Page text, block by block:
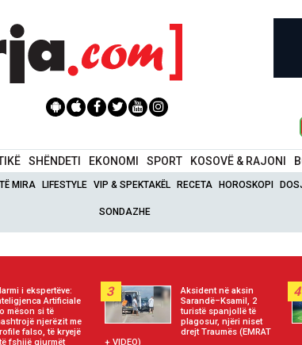
SHËNDETI EKONOMI SPORT KOSOVË & RAJONI
MIRA LIFESTYLE VIP & SPEKTAKËL RECETA HOROSKOPI
SONDAZHE
i ekspertëve:
Artificiale
mëson si të
njerëzit me
falso, të kryejë
fshijë gjurmët
3
Aksident në aksin
Sarandë–Ksamil, 2
turistë spanjollë të
plagosur, njëri niset
drejt Traumës (EMRAT
+ VIDEO)
4